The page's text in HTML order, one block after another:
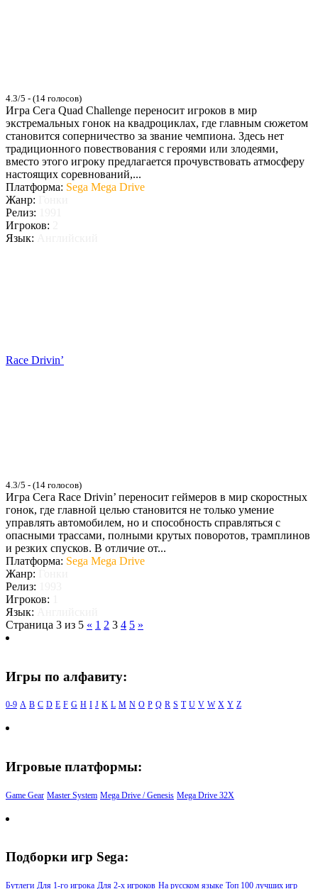
4.3/5 - (14 голосов)
Игра Сега Quad Challenge переносит игроков в мир
экстремальных гонок на квадроциклах, где главным сюжетом
становится соперничество за звание чемпиона. Здесь нет
традиционного повествования с героями или злодеями,
вместо этого игроку предлагается прочувствовать атмосферу
настоящих соревнований,...
Платформа: Sega Mega Drive
Жанр:
Релиз:
Игроков:
Язык:
Race Drivin’
4.3/5 - (14 голосов)
Игра Сега Race Drivin’ переносит геймеров в мир скоростных
гонок, где главной целью становится не только умение
управлять автомобилем, но и способность справляться с
опасными трассами, полными крутых поворотов, трамплинов
и резких спусков. В отличие от...
Платформа: Sega Mega Drive
Жанр:
Релиз:
Игроков:
Язык:
Страница 3 из 5 « 1 2 3 4 5 »
Игры по алфавиту:
0-9 A B C D E F G H I J K L M N O P Q R S T U V W X Y Z
Игровые платформы:
Game Gear Master System Mega Drive / Genesis Mega Drive 32X
Подборки игр Sega:
Бутлеги Для 1-го игрока Для 2-х игроков На русском языке Топ 100 лучших игр